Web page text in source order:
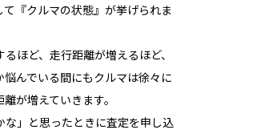
『クルマの状態』が挙げられま
ほど、走行距離が増えるほど、
んでいる間にもクルマは徐々に
が増えていきます。
」と思ったときに査定を申し込